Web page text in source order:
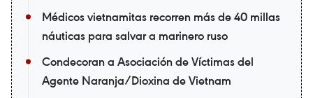
Médicos vietnamitas recorren más de 40 millas
náuticas para salvar a marinero ruso
Condecoran a Asociación de Víctimas del
Agente Naranja/Dioxina de Vietnam